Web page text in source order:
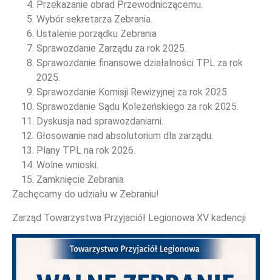
Przekazanie obrad Przewodniczącemu.
Wybór sekretarza Zebrania.
Ustalenie porządku Zebrania
Sprawozdanie Zarządu za rok 2025.
Sprawozdanie finansowe działalności TPL za rok
2025.
Sprawozdanie Komisji Rewizyjnej za rok 2025.
Sprawozdanie Sądu Koleżeńskiego za rok 2025.
Dyskusja nad sprawozdaniami.
Głosowanie nad absolutorium dla zarządu.
Plany TPL na rok 2026.
Wolne wnioski.
Zamknięcie Zebrania
Zachęcamy do udziału w Zebraniu!
Zarząd Towarzystwa Przyjaciół Legionowa XV kadencji
NOWOŚCI